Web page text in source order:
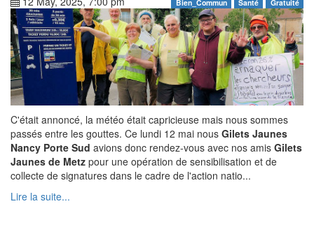
Bien_Commun Santé Gratuité
C'était annoncé, la météo était capricieuse mais nous sommes
passés entre les gouttes. Ce lundi 12 mai nous Gilets Jaunes
Nancy Porte Sud avions donc rendez-vous avec nos amis Gilets
Jaunes de Metz pour une opération de sensibilisation et de
collecte de signatures dans le cadre de l'action natio...
Lire la suite...